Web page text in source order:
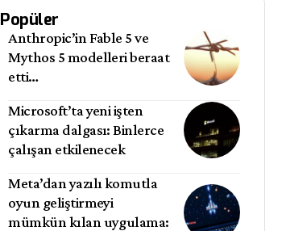
Popüler
Anthropic’in Fable 5 ve
Mythos 5 modelleri beraat
etti…
Microsoft’ta yeni işten
çıkarma dalgası: Binlerce
çalışan etkilenecek
Meta’dan yazılı komutla
oyun geliştirmeyi
mümkün kılan uygulama: